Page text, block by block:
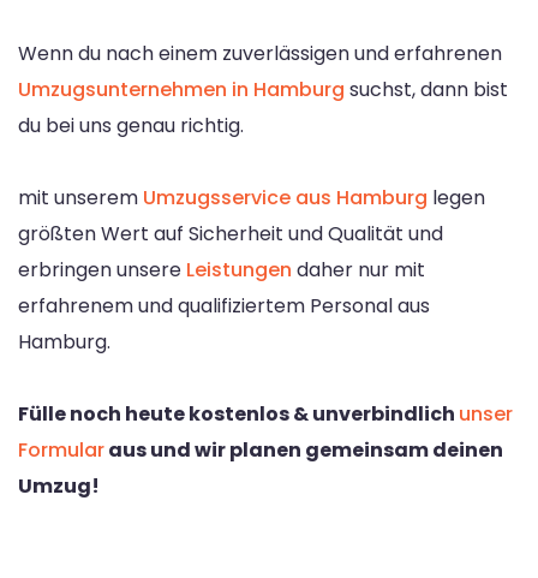
Wenn du nach einem zuverlässigen und erfahrenen
Umzugsunternehmen in Hamburg suchst, dann bist
du bei uns genau richtig.
mit unserem Umzugsservice aus Hamburg legen
größten Wert auf Sicherheit und Qualität und
erbringen unsere Leistungen daher nur mit
erfahrenem und qualifiziertem Personal aus
Hamburg.
Fülle noch heute kostenlos & unverbindlich unser
Formularaus und wir planen gemeinsam deinen
Umzug!